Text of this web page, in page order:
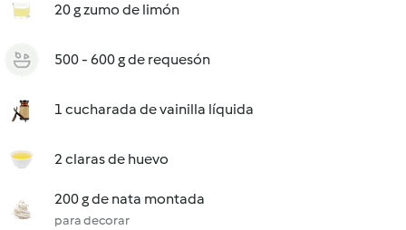
20 g zumo de limón
500 - 600 g de requesón
1 cucharada de vainilla líquida
2 claras de huevo
200 g de nata montada
para decorar